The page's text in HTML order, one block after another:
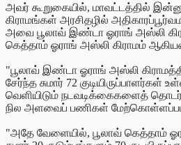
அவர் கூறுகையில், மாவட்டத்தில்
கிராமங்கள் அரசிதழில்
அவை பூலாவ் இண்டா ஓராங் அஸ்லி
கெத்தாம் ஓராங் அஸ்லி கிராமம்
"பூலாவ் இண்டா ஓராங் அஸ்லி
சேர்ந்த சுமார் 72 குடியிருப்பாளர்கள்
வெளியிடும் நடவடிக்கைகளைத்
நில அளவைப் பணிகள் மேற்கொள்ளப்பட
"அதே வேளையில், பூலாவ் கெத்தாம்